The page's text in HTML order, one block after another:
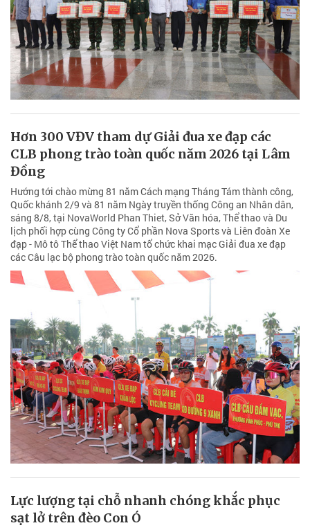
Hơn 300 VĐV tham dự Giải đua xe đạp các
CLB phong trào toàn quốc năm 2026 tại Lâm
Đồng
Hướng tới chào mừng 81 năm Cách mạng Tháng Tám thành công,
Quốc khánh 2/9 và 81 năm Ngày truyền thống Công an Nhân dân,
sáng 8/8, tại NovaWorld Phan Thiet, Sở Văn hóa, Thể thao và Du
lịch phối hợp cùng Công ty Cổ phần Nova Sports và Liên đoàn Xe
đạp - Mô tô Thể thao Việt Nam tổ chức khai mạc Giải đua xe đạp
các Câu lạc bộ phong trào toàn quốc năm 2026.
Lực lượng tại chỗ nhanh chóng khắc phục
sạt lở trên đèo Con Ó